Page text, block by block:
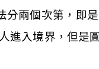
分兩個次第，即
進入境界，但是